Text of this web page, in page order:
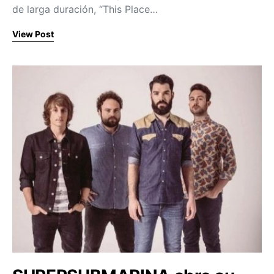
de larga duración, “This Place…
View Post